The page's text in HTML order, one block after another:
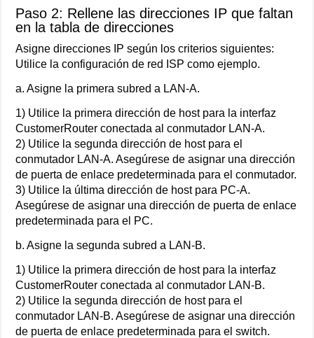
Paso 2: Rellene las direcciones IP que faltan
en la tabla de direcciones
Asigne direcciones IP según los criterios siguientes:
Utilice la configuración de red ISP como ejemplo.
a. Asigne la primera subred a LAN-A.
1) Utilice la primera dirección de host para la interfaz
CustomerRouter conectada al conmutador LAN-A.
2) Utilice la segunda dirección de host para el
conmutador LAN-A. Asegúrese de asignar una dirección
de puerta de enlace predeterminada para el conmutador.
3) Utilice la última dirección de host para PC-A.
Asegúrese de asignar una dirección de puerta de enlace
predeterminada para el PC.
b. Asigne la segunda subred a LAN-B.
1) Utilice la primera dirección de host para la interfaz
CustomerRouter conectada al conmutador LAN-B.
2) Utilice la segunda dirección de host para el
conmutador LAN-B. Asegúrese de asignar una dirección
de puerta de enlace predeterminada para el switch.